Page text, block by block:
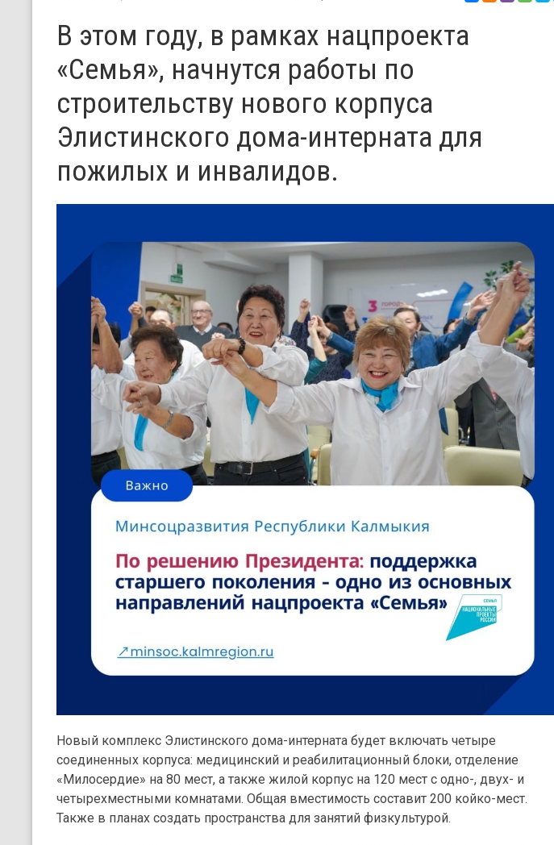
В этом году, в рамках нацпроекта
«Семья», начнутся работы по
строительству нового корпуса
Элистинского дома-интерната для
пожилых и инвалидов.
Новый комплекс Элистинского дома-интерната будет включать четыре
соединенных корпуса: медицинский и реабилитационный блоки, отделение
«Милосердие» на 80 мест, а также жилой корпус на 120 мест с одно-, двух- и
четырехместными комнатами. Общая вместимость составит 200 койко-мест.
Также в планах создать пространства для занятий физкультурой.